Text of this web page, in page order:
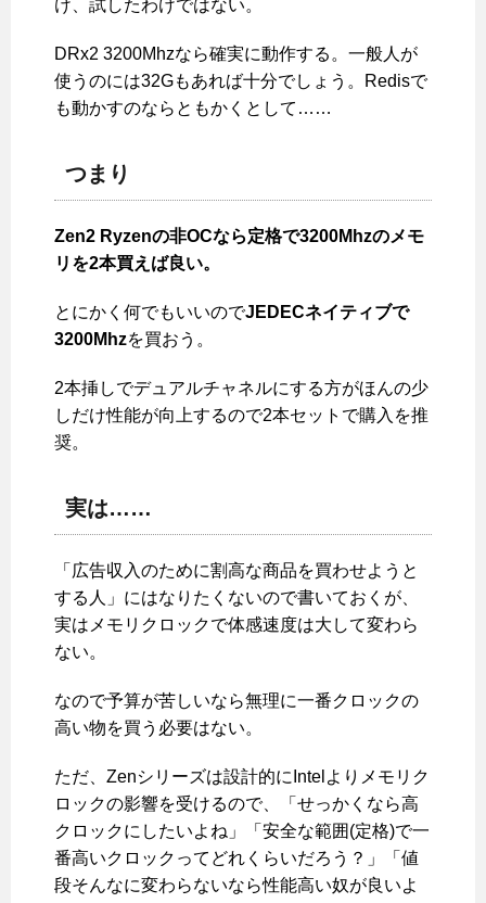
け、試したわけではない。
DRx2 3200Mhzなら確実に動作する。一般人が
使うのには32Gもあれば十分でしょう。Redisで
も動かすのならともかくとして……
つまり
Zen2 Ryzenの非OCなら定格で3200Mhzのメモ
リを2本買えば良い。
とにかく何でもいいのでJEDECネイティブで
3200Mhzを買おう。
2本挿しでデュアルチャネルにする方がほんの少
しだけ性能が向上するので2本セットで購入を推
奨。
実は……
「広告収入のために割高な商品を買わせようと
する人」にはなりたくないので書いておくが、
実はメモリクロックで体感速度は大して変わら
ない。
なので予算が苦しいなら無理に一番クロックの
高い物を買う必要はない。
ただ、Zenシリーズは設計的にIntelよりメモリク
ロックの影響を受けるので、「せっかくなら高
クロックにしたいよね」「安全な範囲(定格)で一
番高いクロックってどれくらいだろう？」「値
段そんなに変わらないなら性能高い奴が良いよ